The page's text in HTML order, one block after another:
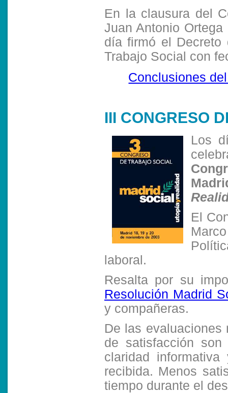
En la clausura del
Juan Antonio
día firmó el Decreto
Trabajo Social con
Conclusiones
III CONGRESO
Los
El
laboral.
Resalta por su
Resolución Madrid
y compañeras.
De las evaluaciones
de satisfacción
claridad
recibida. Menos
tiempo durante el